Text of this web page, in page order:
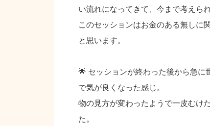
い流れになってきて、今まで考えら
このセッションはお金のある無しに
と思います。
🌟 セッションが終わった後から急に
で気が良くなった感じ。
物の見方が変わったようで一皮むけ
た。